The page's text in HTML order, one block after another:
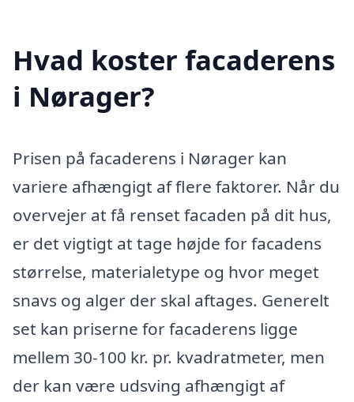
Hvad koster facaderens
i Nørager?
Prisen på facaderens i Nørager kan
variere afhængigt af flere faktorer. Når du
overvejer at få renset facaden på dit hus,
er det vigtigt at tage højde for facadens
størrelse, materialetype og hvor meget
snavs og alger der skal aftages. Generelt
set kan priserne for facaderens ligge
mellem 30-100 kr. pr. kvadratmeter, men
der kan være udsving afhængigt af